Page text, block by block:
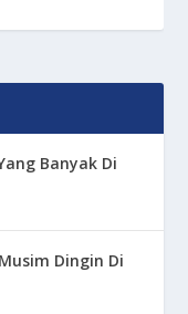
Banyak Di
Dingin Di